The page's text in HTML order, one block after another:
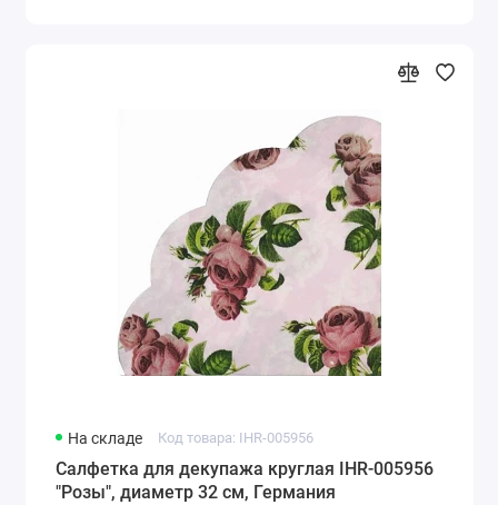
На складе Код товара: IHR-005956
Салфетка для декупажа круглая IHR-005956
"Розы", диаметр 32 см, Германия